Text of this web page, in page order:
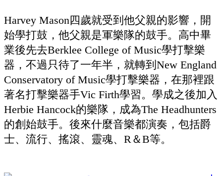
Harvey Mason四歲就受到他父親的影響，開
始學打鼓，他父親是軍樂隊的鼓手。高中畢
業後先去Berklee College of Music學打擊樂
器，不過只待了一年半，就轉到New England
Conservatory of Music學打擊樂器，在那裡跟
著名打擊樂器手Vic Firth學習。學成之後加入
Herbie Hancock的樂隊，成為The Headhunters
的創始鼓手。後來什麼音樂都演奏，包括爵
士、流行、搖滾、靈魂、R＆B等。